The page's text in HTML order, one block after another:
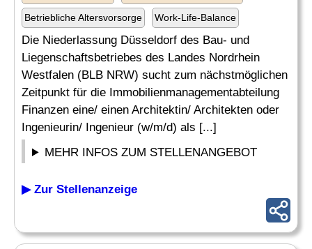
Betriebliche Altersvorsorge Work-Life-Balance
Die Niederlassung Düsseldorf des Bau- und
Liegenschaftsbetriebes des Landes Nordrhein
Westfalen (BLB NRW) sucht zum nächstmöglichen
Zeitpunkt für die Immobilienmanagementabteilung
Finanzen eine/ einen Architektin/ Architekten oder
Ingenieurin/ Ingenieur (w/m/d) als [...]
MEHR INFOS ZUM STELLENANGEBOT
▶ Zur Stellenanzeige